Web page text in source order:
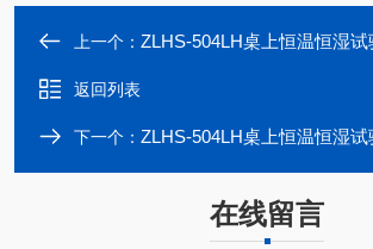
上一个： ZLHS-504LH桌上恒温恒湿
返回列表
下一个： ZLHS-504LH桌上恒温恒湿
在线留言